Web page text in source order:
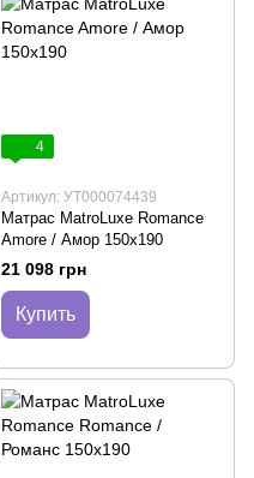
4
Артикул: УТ000074439
Матрас MatroLuxe Romance
Amore / Амор 150х190
21 098 грн
Купить